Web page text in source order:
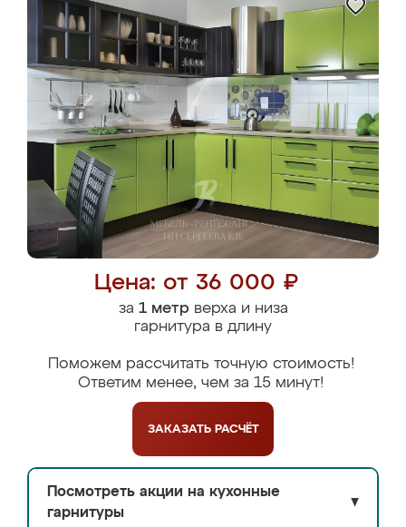
Цена: от 36 000 ₽
за 1 метрверха и низа
гарнитура в длину
Поможем рассчитать точную стоимость!
Ответим менее, чем за 15 минут!
ЗАКАЗАТЬ РАСЧЁТ
Посмотреть акции на кухонные
гарнитуры
▼